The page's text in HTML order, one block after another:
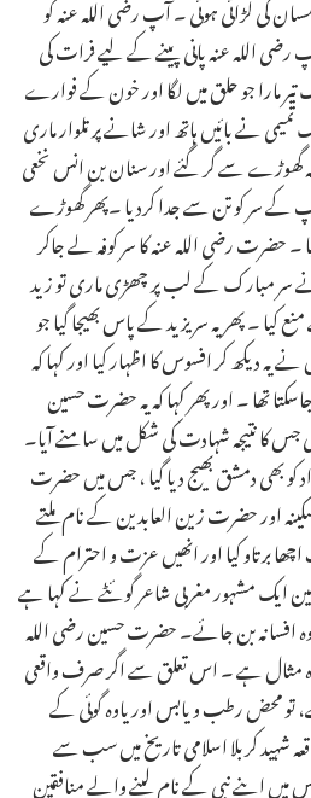
اللہ عنہ پانی پینے کے لیے فرات کی
مارا جو حلق میں لگا اور خون کے فوارے
نے بائیں ہاتھ اور شانے پر تلوار ماری
سے گر گئے اور سنان بن انس نخعی
کے سر کو تن سے جدا کردیا ۔پھر گھوڑے
۔ حضرت رضی اللہ عنہ کا سر کوفہ لے جاکر
نے سر مبارک کے لب پر چھڑی ماری تو زید
کیا ۔ پھر یہ سر یزید کے پاس بھیجا گیا جو
دیکھ کر افسوس کا اظہار کیا اور کہا کہ
تھا ۔ اور پھر کہا کہ یہ حضرت حسین
جس کا نتیجہ شہادت کی شکل میں سامنے آیا۔
کو بھی دمشق بھیج دیا گیا ، جس میں حضرت
اور حضرت زین العابدین کے نام ملتے
برتاو کیا اور انھیں عزت و احترام کے
ایک مشہور مغربی شاعر گوئٹے نے کہا ہے
وہ افسانہ بن جائے۔ حضرت حسین رضی اللہ
مثال ہے ۔ اس تعلق سے اگر صرف واقعی
تو محض رطب و یابس اوریاوہ گوئی کے
شہید کربلا اسلامی تاریخ میں سب سے
میں اپنے نبی کے نام لینے والے منافقین